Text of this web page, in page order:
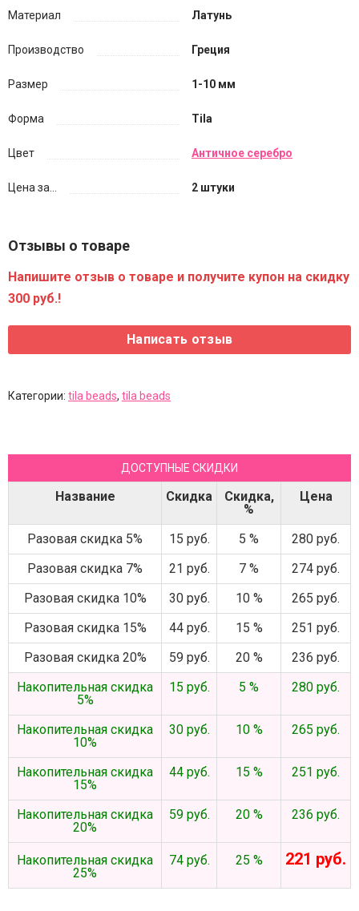
Материал Латунь
Производство Греция
Размер 1-10 мм
Форма Tila
Цвет Античное серебро
Цена за... 2 штуки
Отзывы о товаре
Напишите отзыв о товаре и получите купон на скидку
300 руб.!
Категории: tila beads, tila beads
ДОСТУПНЫЕ СКИДКИ
Название Скидка
Скидка,
%
Цена
Разовая скидка 5% 15 руб. 5 %
280 руб.
Разовая скидка 7%
21 руб. 7 %
274 руб.
Разовая скидка 10%
30 руб. 10 %
265 руб.
Разовая скидка 15%
44 руб. 15 %
251 руб.
Разовая скидка 20%
59 руб. 20 %
236 руб.
Накопительная скидка
5%
15 руб. 5 % 280 руб.
Накопительная скидка
10%
30 руб. 10 % 265 руб.
Накопительная скидка
15%
44 руб. 15 % 251 руб.
Накопительная скидка
20%
59 руб. 20 % 236 руб.
Накопительная скидка
25%
74 руб. 25 % 221 руб.